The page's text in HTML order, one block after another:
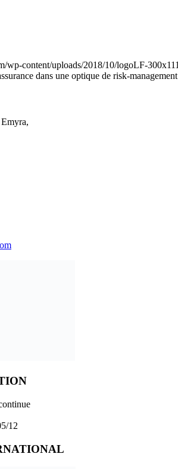
wp-content/uploads/2018/10/logoLF-
dans une optique de risk-management
12